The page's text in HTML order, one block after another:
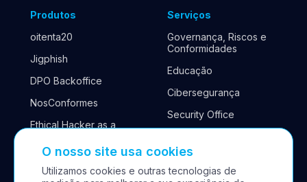
O nosso site usa cookies
Utilizamos cookies e outras tecnologias de
Produtos
oitenta20
Jigphish
DPO Backoffice
NosConformes
Ethical Hacker as a
Cyber Antifrágil
Serviços
Governança, Riscos e
Conformidades
Educação
Cibersegurança
Security Office
negócios